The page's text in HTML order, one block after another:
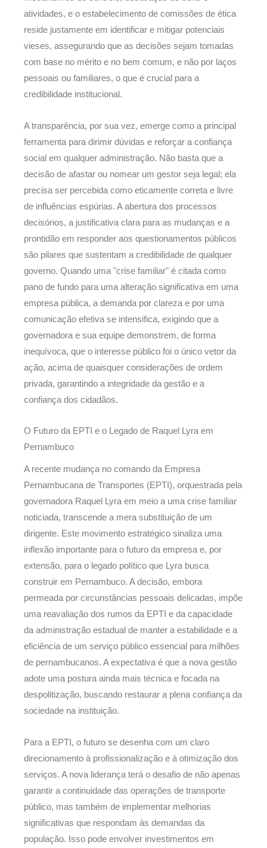
atividades, e o estabelecimento de comissões de ética
reside justamente em identificar e mitigar potenciais
vieses, assegurando que as decisões sejam tomadas
com base no mérito e no bem comum, e não por laços
pessoais ou familiares, o que é crucial para a
credibilidade institucional.
A transparência, por sua vez, emerge como a principal
ferramenta para dirimir dúvidas e reforçar a confiança
social em qualquer administração. Não basta que a
decisão de afastar ou nomear um gestor seja legal; ela
precisa ser percebida como eticamente correta e livre
de influências espúrias. A abertura dos processos
decisórios, a justificativa clara para as mudanças e a
prontidão em responder aos questionamentos públicos
são pilares que sustentam a credibilidade de qualquer
governo. Quando uma "crise familiar" é citada como
pano de fundo para uma alteração significativa em uma
empresa pública, a demanda por clareza e por uma
comunicação efetiva se intensifica, exigindo que a
governadora e sua equipe demonstrem, de forma
inequívoca, que o interesse público foi o único vetor da
ação, acima de quaisquer considerações de ordem
privada, garantindo a integridade da gestão e a
confiança dos cidadãos.
O Futuro da EPTI e o Legado de Raquel Lyra em
Pernambuco
A recente mudança no comando da Empresa
Pernambucana de Transportes (EPTI), orquestrada pela
governadora Raquel Lyra em meio a uma crise familiar
noticiada, transcende a mera substituição de um
dirigente. Este movimento estratégico sinaliza uma
inflexão importante para o futuro da empresa e, por
extensão, para o legado político que Lyra busca
construir em Pernambuco. A decisão, embora
permeada por circunstâncias pessoais delicadas, impõe
uma reavaliação dos rumos da EPTI e da capacidade
da administração estadual de manter a estabilidade e a
eficiência de um serviço público essencial para milhões
de pernambucanos. A expectativa é que a nova gestão
adote uma postura ainda mais técnica e focada na
despolitização, buscando restaurar a plena confiança da
sociedade na instituição.
Para a EPTI, o futuro se desenha com um claro
direcionamento à profissionalização e à otimização dos
serviços. A nova liderança terá o desafio de não apenas
garantir a continuidade das operações de transporte
público, mas também de implementar melhorias
significativas que respondam às demandas da
população. Isso pode envolver investimentos em